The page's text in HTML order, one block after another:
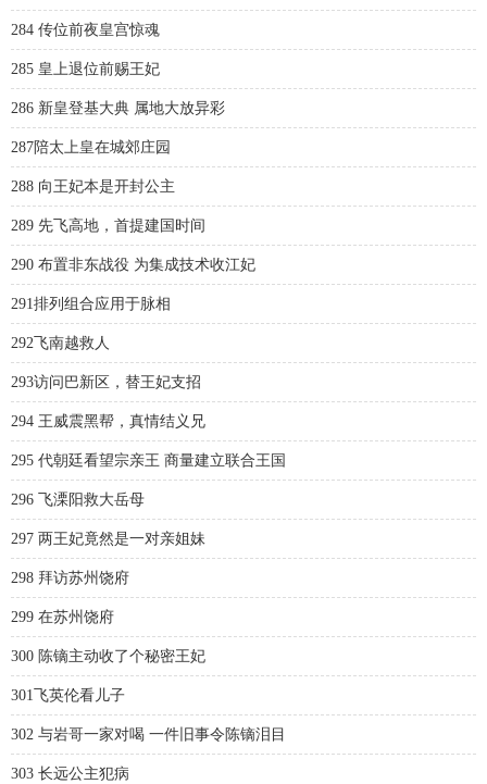
284 传位前夜皇宫惊魂
285 皇上退位前赐王妃
286 新皇登基大典 属地大放异彩
287陪太上皇在城郊庄园
288 向王妃本是开封公主
289 先飞高地，首提建国时间
290 布置非东战役 为集成技术收江妃
291排列组合应用于脉相
292飞南越救人
293访问巴新区，替王妃支招
294 王威震黑帮，真情结义兄
295 代朝廷看望宗亲王 商量建立联合王国
296 飞溧阳救大岳母
297 两王妃竟然是一对亲姐妹
298 拜访苏州饶府
299 在苏州饶府
300 陈镝主动收了个秘密王妃
301飞英伦看儿子
302 与岩哥一家对喝 一件旧事令陈镝泪目
303 长远公主犯病